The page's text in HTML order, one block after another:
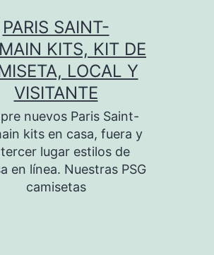
PARIS SAINT-
KITS, KIT DE
LOCAL Y
VISITANTE
nuevos Paris Saint-
kits en casa, fuera y
lugar estilos de
en línea. Nuestras PSG
camisetas